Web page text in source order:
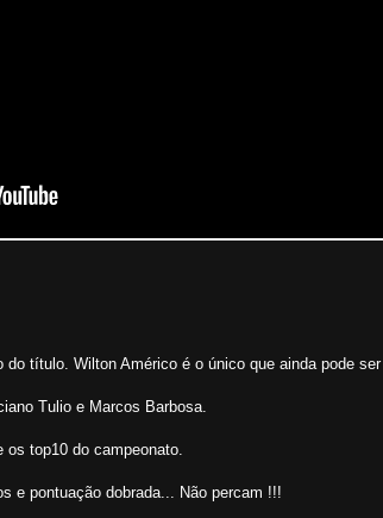
título. Wilton Américo é o único que ainda pode
Tulio e Marcos Barbosa.
top10 do campeonato.
e pontuação dobrada... Não percam !!!